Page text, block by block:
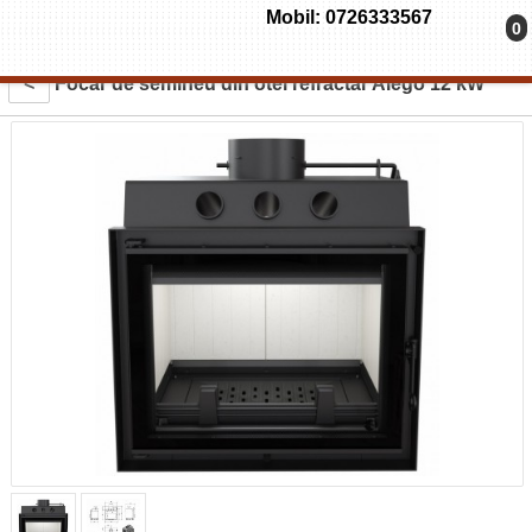
Mobil: 0726333567
0
< Focar de semineu din otel refractar Alego 12 kW